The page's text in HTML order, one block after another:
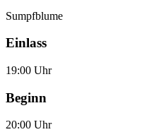
Sumpfblume
Einlass
19:00 Uhr
Beginn
20:00 Uhr